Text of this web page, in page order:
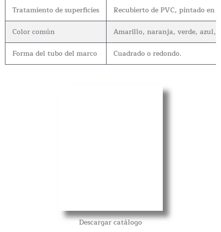
Tratamiento de superficies
Recubierto de PVC, pintado en
Color común
Amarillo, naranja, verde, azul,
Forma del tubo del marco
Cuadrado o redondo.
Descargar catálogo